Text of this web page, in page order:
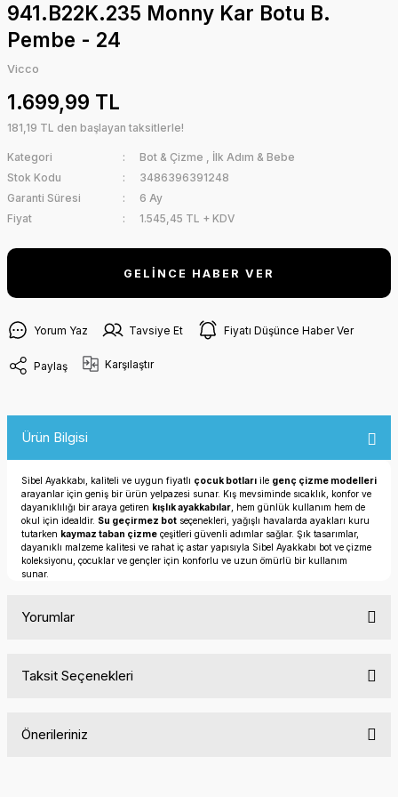
941.B22K.235 Monny Kar Botu B.
Pembe - 24
Vicco
1.699,99 TL
181,19 TL den başlayan taksitlerle!
Kategori Bot & Çizme , İlk Adım & Bebe
Stok Kodu
3486396391248
Garanti Süresi
6 Ay
Fiyat
1.545,45 TL + KDV
GELİNCE HABER VER
Yorum Yaz Tavsiye Et Fiyatı Düşünce Haber Ver
Paylaş Karşılaştır
Ürün Bilgisi
Sibel Ayakkabı, kaliteli ve uygun fiyatlı çocuk botları ile genç çizme modelleri
arayanlar için geniş bir ürün yelpazesi sunar. Kış mevsiminde sıcaklık, konfor ve
dayanıklılığı bir araya getiren kışlık ayakkabılar , hem günlük kullanım hem de
okul için idealdir. Su geçirmez bot seçenekleri, yağışlı havalarda ayakları kuru
tutarken kaymaz taban çizme çeşitleri güvenli adımlar sağlar. Şık tasarımlar,
dayanıklı malzeme kalitesi ve rahat iç astar yapısıyla Sibel Ayakkabı bot ve çizme
koleksiyonu, çocuklar ve gençler için konforlu ve uzun ömürlü bir kullanım
sunar.
Yorumlar
Taksit Seçenekleri
Önerileriniz